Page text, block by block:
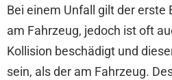
Bei einem Unfall gilt der erste
am Fahrzeug, jedoch ist oft
Kollision beschädigt und
sein, als der am Fahrzeug.